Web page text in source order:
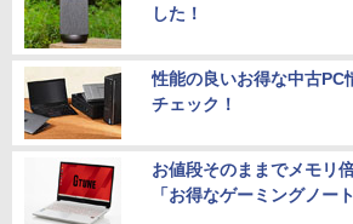
した！
性能の良いお得な中古PC
チェック！
お値段そのままでメモリ
「お得なゲーミングノート